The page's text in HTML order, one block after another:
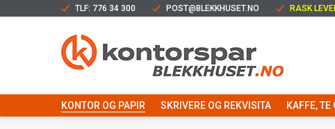
TLF: 776 34 300 POST@BLEKKHUSET.NO RASK
KONTOR OG PAPIR SKRIVERE OG REKVISITA KAFFE, TE